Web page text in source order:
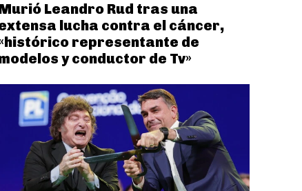
Leandro Rud tras una
lucha contra el cáncer,
representante de
y conductor de Tv»